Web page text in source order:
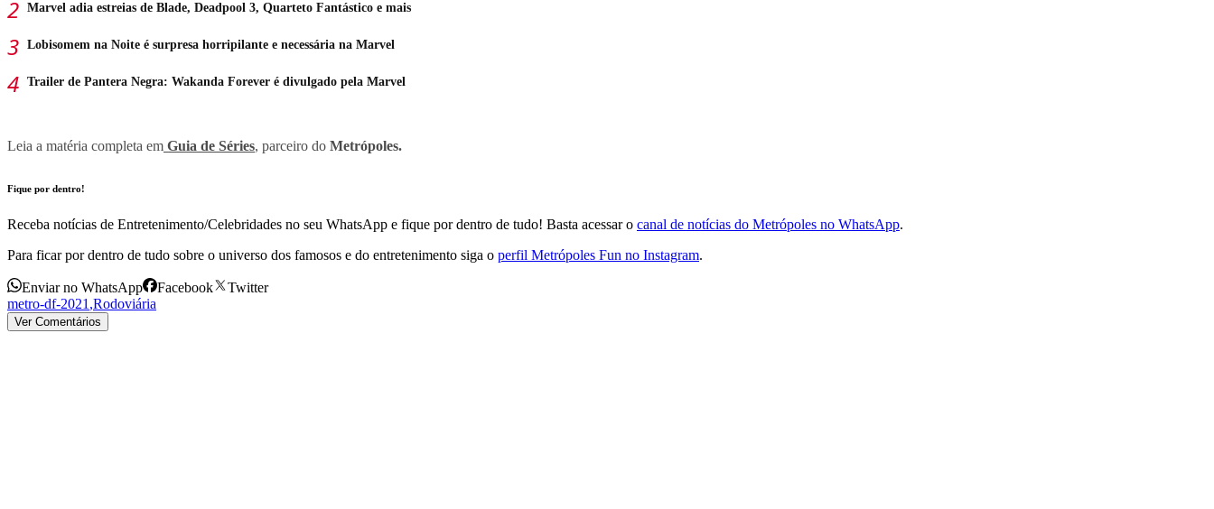
Marvel adia estreias de Blade, Deadpool 3, Quarteto Fantástico e mais
Lobisomem na Noite é surpresa horripilante e necessária na Marvel
Trailer de Pantera Negra: Wakanda Forever é divulgado pela Marvel
Leia a matéria completa em Guia de Séries, parceiro do Metrópoles.
Fique por dentro!
Receba notícias de Entretenimento/Celebridades no seu WhatsApp e fique por dentro de tudo! Basta acessar o canal de notícias do Metrópoles no WhatsApp.
Para ficar por dentro de tudo sobre o universo dos famosos e do entretenimento siga o perfil Metrópoles Fun no Instagram.
Enviar no WhatsApp Facebook
Twitter
metro-df-2021 ,Rodoviária
Ver Comentários